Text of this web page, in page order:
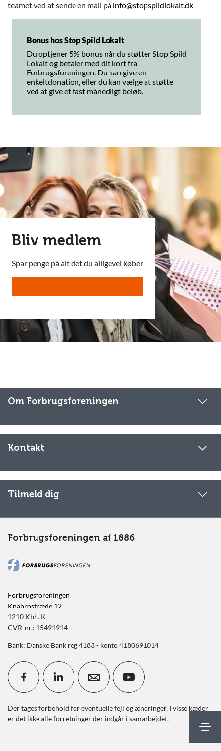
teamet ved at sende en mail på info@stopspildlokalt.dk
Bonus hos Stop Spild Lokalt
Du optjener 5% bonus når du støtter Stop Spild
Lokalt og betaler med dit kort fra
Forbrugsforeningen. Du kan give en
enkeltdonation, eller du kan vælge at støtte
ved at give et fast månedligt beløb.
Bliv medlem
Spar penge på alt det du alligevel køber
Om Forbrugsforeningen
Kontakt
Tilmeld dig
Forbrugsforeningen af 1886
Forbrugsforeningen
Knabrostræde 12
1210 Kbh. K
CVR-nr.: 15491914
Bank: Danske Bank reg 4183 - konto 4180691014
Der tages forbehold for eventuelle fejl og ændringer. I visse kæder
er det ikke alle forretninger der indgår i samarbejdet.